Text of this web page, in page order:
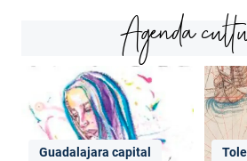
Agenda
Guadalajara capital